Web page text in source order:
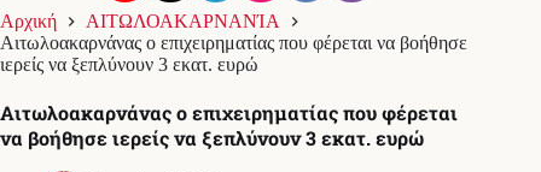
Αρχική
ΑΙΤΩΛΟΑΚΑΡΝΑΝΊΑ
Αιτωλοακαρνάνας ο επιχειρηματίας που φέρεται να βοήθησε
ιερείς να ξεπλύνουν 3 εκατ. ευρώ
Αιτωλοακαρνάνας ο επιχειρηματίας που φέρεται
να βοήθησε ιερείς να ξεπλύνουν 3 εκατ. ευρώ